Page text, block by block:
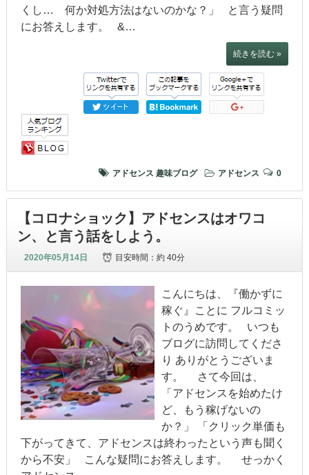
くし… 何か対処方法はないのかな？」 と言う疑問
にお答えします。 &…
続きを読む »
アドセンス 趣味ブログ アドセンス 0
【コロナショック】アドセンスはオワコ
ン、と言う話をしよう。
2020年05月14日 目安時間：約 40分
こんにちは、『働かずに
稼ぐ』ことに フルコミッ
トのうめです。 いつも
ブログに訪問してくださ
り ありがとうございま
す。 さて今回は、
「アドセンスを始めたけ
ど、もう稼げないの
か？」 「クリック単価も
下がってきて、アドセンスは終わったという声も聞く
から不安」 こんな疑問にお答えします。 せっかく